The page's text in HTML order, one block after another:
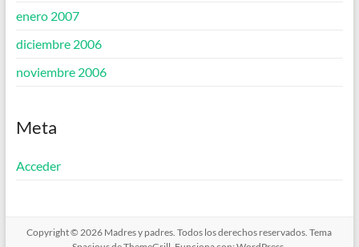
enero 2007
diciembre 2006
noviembre 2006
Meta
Acceder
Copyright © 2026 Madres y padres. Todos los derechos reservados. Tema